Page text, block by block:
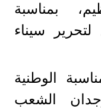
بمناسبة
لتحرير سيناء
الوطنية
الشعب